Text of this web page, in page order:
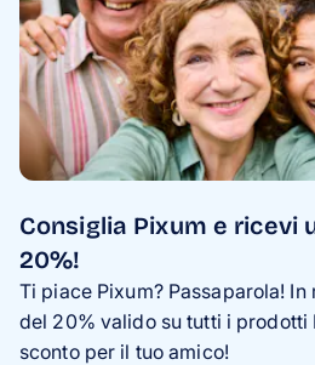
Consiglia Pixum e ricevi
20%!
Ti piace Pixum? Passaparola!
del 20% valido su tutti i prodotti
sconto per il tuo amico!